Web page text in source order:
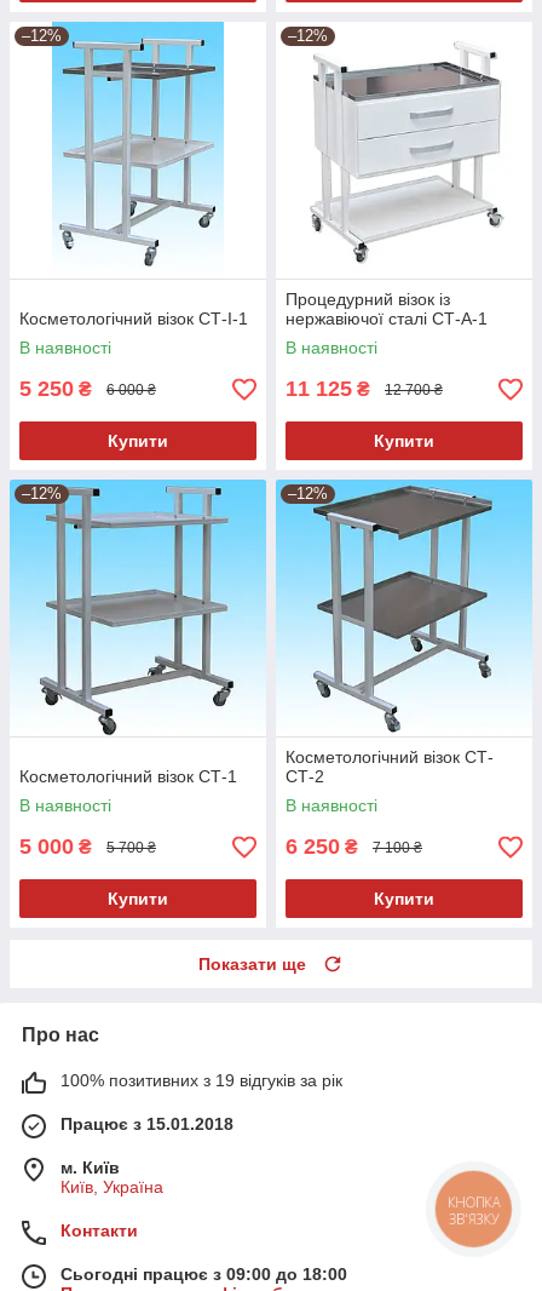
–12%
Косметологічний візок СТ-I-1
В наявності
5 250 ₴ 6 000 ₴
Купити
–12%
Процедурний візок із
нержавіючої сталі СТ-А-1
В наявності
11 125 ₴ 12 700 ₴
Купити
–12%
Косметологічний візок СТ-1
В наявності
5 000 ₴ 5 700 ₴
Купити
–12%
Косметологічний візок СТ-
СТ-2
В наявності
6 250 ₴ 7 100 ₴
Купити
Показати ще
Про нас
100% позитивних з 19 відгуків за рік
Працює з 15.01.2018
м. Київ
Київ, Україна
Контакти
Сьогодні працює з 09:00 до 18:00
КНОПКА
ЗВ'ЯЗКУ